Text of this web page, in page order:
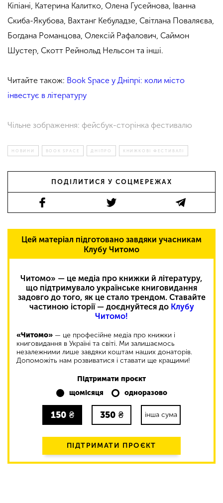
Кіпіані, Катерина Калитко, Олена Гусейнова, Іванна
Скиба-Якубова, Вахтанг Кебуладзе, Світлана Поваляєва,
Богдана Романцова, Олексій Рафалович, Саймон
Шустер, Скотт Рейнольд Нельсон та інші.
Читайте також: Book Space у Дніпрі: коли місто
інвестує в літературу
Чільне зображення: фейсбук-сторінка фестивалю
НОВИНИ BOOK SPACE ДНІПРО КНИЖКОВІ ФЕСТИВАЛІ
ПОДІЛИТИСЯ У СОЦМЕРЕЖАХ
Цей матеріал підготовано завдяки учасникам
Клубу Читомо
Читомо» — це медіа про книжки й літературу,
що підтримувало українське книговидання
задовго до того, як це стало трендом. Ставайте
частиною історії — доєднуйтеся до Клубу
Читомо!
«Читомо» — це професійне медіа про книжки і
книговидання в Україні та світі. Ми залишаємось
незалежними лише завдяки коштам наших донаторів.
Допоможіть нам розвиватися і ставати ще кращими!
Підтримати проєкт
щомісяця
одноразово
150 ₴ 350 ₴ інша сума
ПІДТРИМАТИ ПРОЄКТ